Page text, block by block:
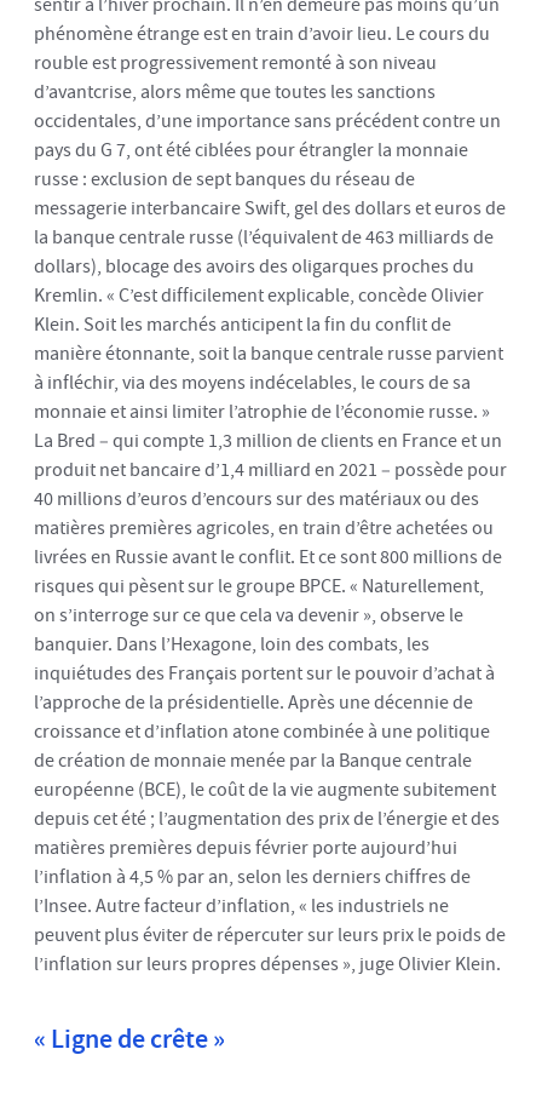
phénomène étrange est en train d’avoir lieu. Le cours du
rouble est progressivement remonté à son niveau
d’avantcrise, alors même que toutes les sanctions
occidentales, d’une importance sans précédent contre un
pays du G 7, ont été ciblées pour étrangler la monnaie
russe : exclusion de sept banques du réseau de
messagerie interbancaire Swift, gel des dollars et euros de
la banque centrale russe (l’équivalent de 463 milliards de
dollars), blocage des avoirs des oligarques proches du
Kremlin. « C’est difficilement explicable, concède Olivier
Klein. Soit les marchés anticipent la fin du conflit de
manière étonnante, soit la banque centrale russe parvient
à infléchir, via des moyens indécelables, le cours de sa
monnaie et ainsi limiter l’atrophie de l’économie russe. »
La Bred – qui compte 1,3 million de clients en France et un
produit net bancaire d’1,4 milliard en 2021 – possède pour
40 millions d’euros d’encours sur des matériaux ou des
matières premières agricoles, en train d’être achetées ou
livrées en Russie avant le conflit. Et ce sont 800 millions de
risques qui pèsent sur le groupe BPCE. « Naturellement,
on s’interroge sur ce que cela va devenir », observe le
banquier. Dans l’Hexagone, loin des combats, les
inquiétudes des Français portent sur le pouvoir d’achat à
l’approche de la présidentielle. Après une décennie de
croissance et d’inflation atone combinée à une politique
de création de monnaie menée par la Banque centrale
européenne (BCE), le coût de la vie augmente subitement
depuis cet été ; l’augmentation des prix de l’énergie et des
matières premières depuis février porte aujourd’hui
l’inflation à 4,5 % par an, selon les derniers chiffres de
l’Insee. Autre facteur d’inflation, « les industriels ne
peuvent plus éviter de répercuter sur leurs prix le poids de
l’inflation sur leurs propres dépenses », juge Olivier Klein.
« Ligne de crête »